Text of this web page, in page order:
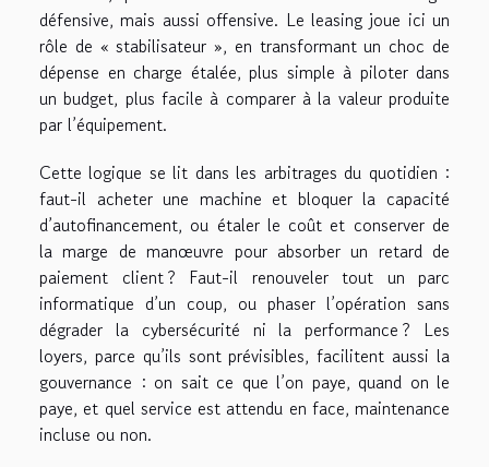
défensive, mais aussi offensive. Le leasing joue ici un
rôle de « stabilisateur », en transformant un choc de
dépense en charge étalée, plus simple à piloter dans
un budget, plus facile à comparer à la valeur produite
par l’équipement.
Cette logique se lit dans les arbitrages du quotidien :
faut-il acheter une machine et bloquer la capacité
d’autofinancement, ou étaler le coût et conserver de
la marge de manœuvre pour absorber un retard de
paiement client ? Faut-il renouveler tout un parc
informatique d’un coup, ou phaser l’opération sans
dégrader la cybersécurité ni la performance ? Les
loyers, parce qu’ils sont prévisibles, facilitent aussi la
gouvernance : on sait ce que l’on paye, quand on le
paye, et quel service est attendu en face, maintenance
incluse ou non.